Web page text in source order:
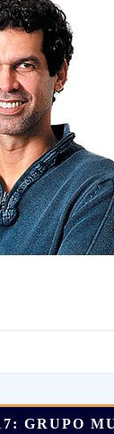
GRUPO